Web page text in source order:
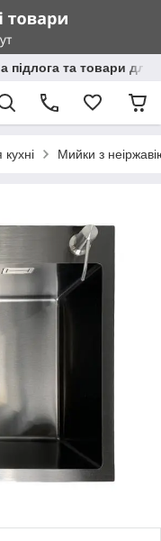
підлога та товари для
Мийки з